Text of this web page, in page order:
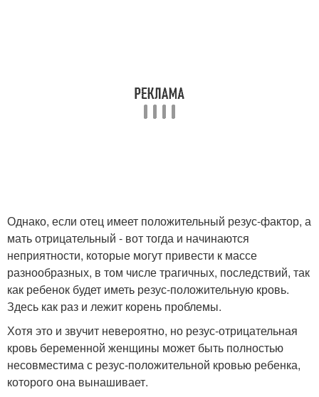
Однако, если отец имеет положительный резус-фактор, а
мать отрицательный - вот тогда и начинаются
неприятности, которые могут привести к массе
разнообразных, в том числе трагичных, последствий, так
как ребенок будет иметь резус-положительную кровь.
Здесь как раз и лежит корень проблемы.
Хотя это и звучит невероятно, но резус-отрицательная
кровь беременной женщины может быть полностью
несовместима с резус-положительной кровью ребенка,
которого она вынашивает.